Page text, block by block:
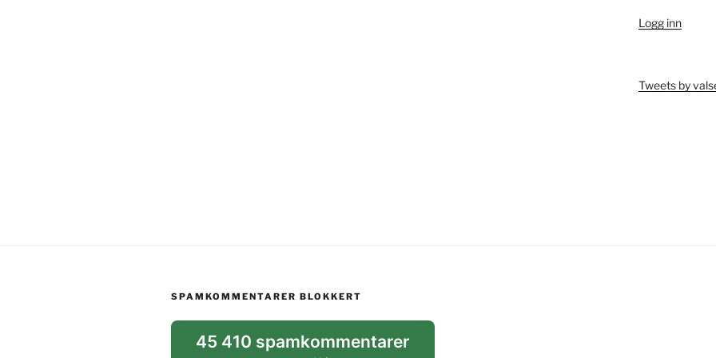
Logg inn
Tweets by
SPAMKOMMENTARER BLOKKERT
45 410 spamkommentarer